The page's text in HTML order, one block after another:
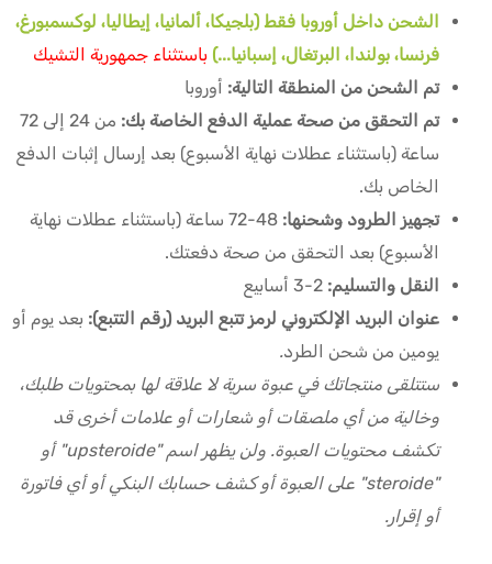
الشحن داخل أوروبا فقط (بلجيكا، ألمانيا، إيطاليا، لوكسمبورغ،
فرنسا، بولندا، البرتغال، إسبانيا...) باستثناء جمهورية التشيك
تم الشحن من المنطقة التالية: أوروبا
تم التحقق من صحة عملية الدفع الخاصة بك:
من 24 إلى 72
ساعة (باستثناء عطلات نهاية الأسبوع) بعد إرسال إثبات الدفع
الخاص بك.
تجهيز الطرود وشحنها:
48-72 ساعة (باستثناء عطلات نهاية
الأسبوع) بعد التحقق من صحة دفعتك.
النقل والتسليم: 2-3 أسابيع
عنوان البريد الإلكتروني لرمز تتبع البريد (رقم التتبع): بعد يوم أو
يومين من شحن الطرد.
ستتلقى منتجاتك في عبوة سرية لا علاقة لها بمحتويات طلبك،
وخالية من أي ملصقات أو شعارات أو علامات أخرى قد
تكشف محتويات العبوة. ولن يظهر اسم "upsteroide" أو
"steroide" على العبوة أو كشف حسابك البنكي أو أي فاتورة
أو إقرار.